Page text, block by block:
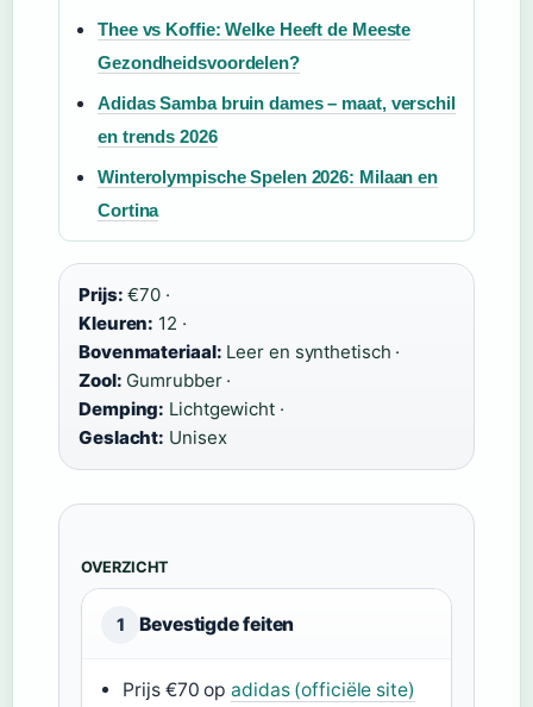
Thee vs Koffie: Welke Heeft de Meeste
Gezondheidsvoordelen?
Adidas Samba bruin dames – maat, verschil
en trends 2026
Winterolympische Spelen 2026: Milaan en
Cortina
Prijs: €70 ·
Kleuren: 12 ·
Bovenmateriaal: Leer en synthetisch ·
Zool: Gumrubber ·
Demping: Lichtgewicht ·
Geslacht: Unisex
OVERZICHT
1 Bevestigde feiten
Prijs €70 opadidas (officiële site)